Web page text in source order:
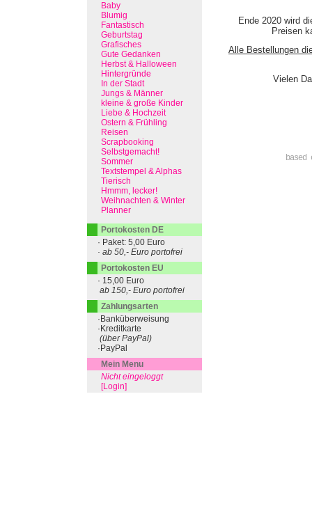
Ende 2020 wird
Preisen
Alle Bestellungen
Vielen
Baby
Blumig
Fantastisch
Geburtstag
Grafisches
Gute Gedanken
Herbst & Halloween
Hintergründe
In der Stadt
Jungs & Männer
kleine & große Kinder
Liebe & Hochzeit
Ostern & Frühling
Reisen
Scrapbooking
Selbstgemacht!
Sommer
Textstempel & Alphas
Tierisch
Hmmm, lecker!
Weihnachten & Winter
Planner
Portokosten DE
· Paket: 5,00 Euro
· ab 50,- Euro portofrei
Portokosten EU
· 15,00 Euro
ab 150,- Euro portofrei
Zahlungsarten
·Banküberweisung
·Kreditkarte
(über PayPal)
·PayPal
Mein Menu
Nicht eingeloggt
[Login]